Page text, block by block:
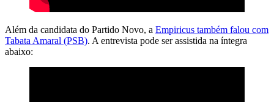
Além da candidata do Partido Novo, a Empiricus também falou com
Tabata Amaral (PSB). A entrevista pode ser assistida na íntegra
abaixo: